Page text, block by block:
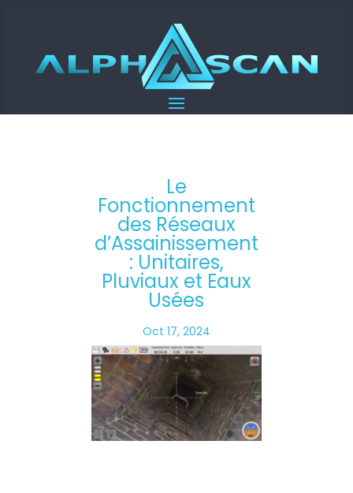
Le
Fonctionnement
des Réseaux
d’Assainissement
: Unitaires,
Pluviaux et Eaux
Usées
Oct 17, 2024